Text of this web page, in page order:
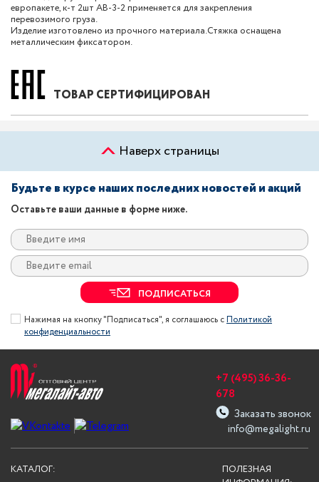
европакете, к-т 2шт AB-3-2 применяется для закрепления
перевозимого груза.
Изделие изготовлено из прочного материала.Стяжка оснащена
металлическим фиксатором.
ТОВАР СЕРТИФИЦИРОВАН
Наверх страницы
Будьте в курсе наших последних новостей и акций
Оставьте ваши данные в форме ниже.
ПОДПИСАТЬСЯ
Нажимая на кнопку "Подписаться", я соглашаюсь сПолитикой
конфиденциальности
info@megalight.ru
+7 (495) 36-36-
678
Заказать звонок
ПОЛЕЗНАЯ
КАТАЛОГ: